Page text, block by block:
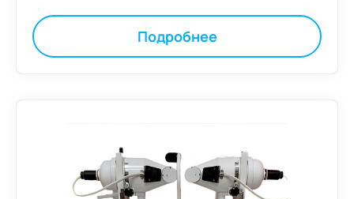
Подробнее